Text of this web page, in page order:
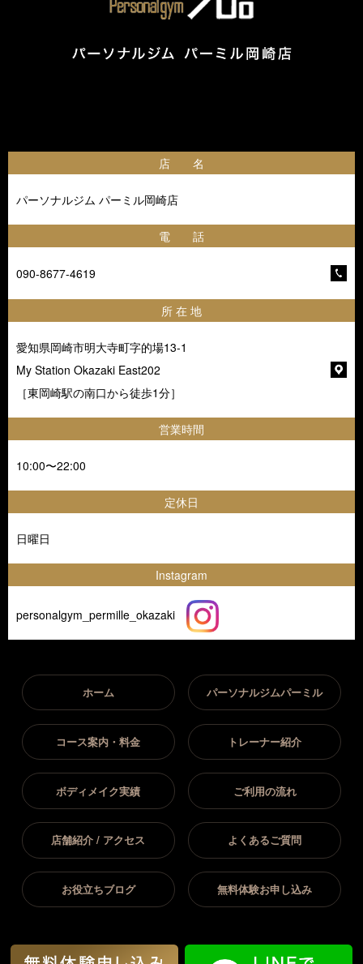
店 名
パーソナルジム パーミル岡崎店
電 話
090-8677-4619
所 在 地
愛知県岡崎市明大寺町字的場13-1
My Station Okazaki East202
［東岡崎駅の南口から徒歩1分］
営業時間
10:00〜22:00
定休日
日曜日
Instagram
personalgym_permille_okazaki
ホーム パーソナルジムパーミル
コース案内・料金 トレーナー紹介
ボディメイク実績 ご利用の流れ
店舗紹介 / アクセス よくあるご質問
お役立ちブログ 無料体験お申し込み